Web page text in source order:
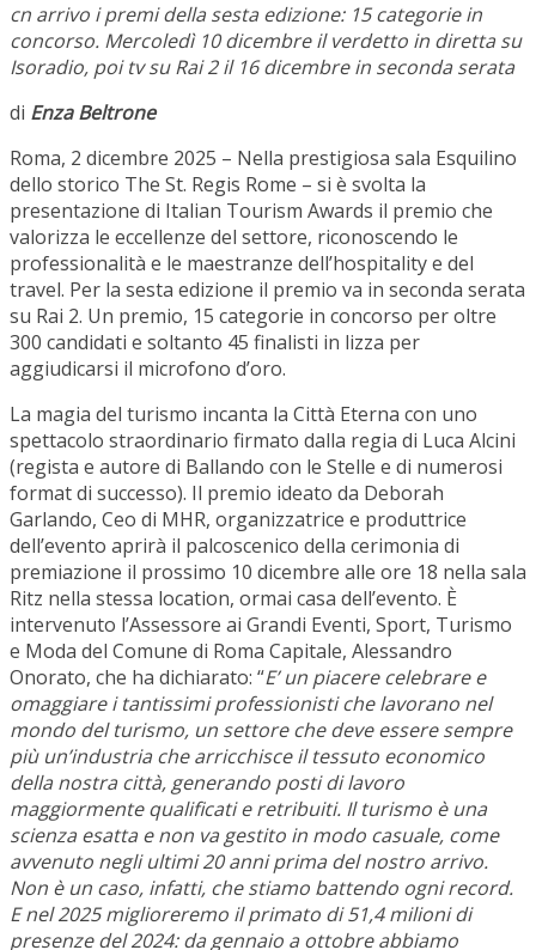
cn arrivo i premi della sesta edizione: 15 categorie in
concorso. Mercoledì 10 dicembre il verdetto in diretta su
Isoradio, poi tv su Rai 2 il 16 dicembre in seconda serata
di Enza Beltrone
Roma, 2 dicembre 2025 – Nella prestigiosa sala Esquilino
dello storico The St. Regis Rome – si è svolta la
presentazione di Italian Tourism Awards il premio che
valorizza le eccellenze del settore, riconoscendo le
professionalità e le maestranze dell’hospitality e del
travel. Per la sesta edizione il premio va in seconda serata
su Rai 2. Un premio, 15 categorie in concorso per oltre
300 candidati e soltanto 45 finalisti in lizza per
aggiudicarsi il microfono d’oro.
La magia del turismo incanta la Città Eterna con uno
spettacolo straordinario firmato dalla regia di Luca Alcini
(regista e autore di Ballando con le Stelle e di numerosi
format di successo). Il premio ideato da Deborah
Garlando, Ceo di MHR, organizzatrice e produttrice
dell’evento aprirà il palcoscenico della cerimonia di
premiazione il prossimo 10 dicembre alle ore 18 nella sala
Ritz nella stessa location, ormai casa dell’evento. È
intervenuto l’Assessore ai Grandi Eventi, Sport, Turismo
e Moda del Comune di Roma Capitale, Alessandro
Onorato, che ha dichiarato: “E’ un piacere celebrare e
omaggiare i tantissimi professionisti che lavorano nel
mondo del turismo, un settore che deve essere sempre
più un’industria che arricchisce il tessuto economico
della nostra città, generando posti di lavoro
maggiormente qualificati e retribuiti. Il turismo è una
scienza esatta e non va gestito in modo casuale, come
avvenuto negli ultimi 20 anni prima del nostro arrivo.
Non è un caso, infatti, che stiamo battendo ogni record.
E nel 2025 miglioreremo il primato di 51,4 milioni di
presenze del 2024: da gennaio a ottobre abbiamo